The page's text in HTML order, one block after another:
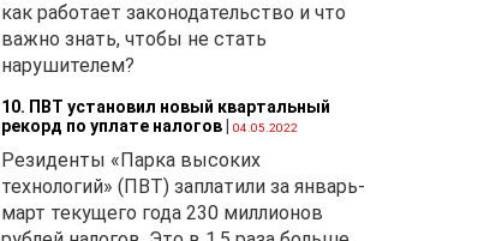
как работает законодательство и что
важно знать, чтобы не стать
нарушителем?
10. ПВТ установил новый квартальный
рекорд по уплате налогов| 04.05.2022
Резиденты «Парка высоких
технологий» (ПВТ) заплатили за январь-
март текущего года 230 миллионов